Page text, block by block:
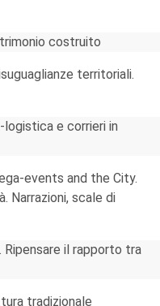
costruito
territoriali.
logistica e corrieri in
events and the City.
Narrazioni, scale di
Ripensare il rapporto tra
tradizionale